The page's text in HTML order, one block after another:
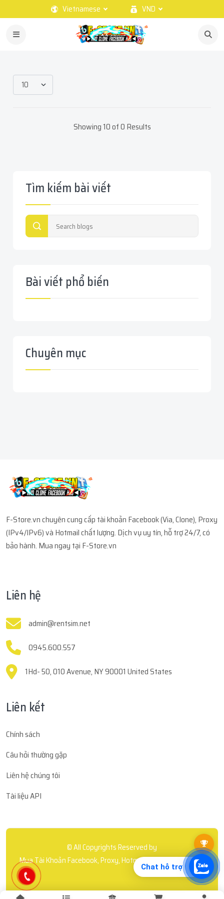
Vietnamese VND
Showing 10 of 0 Results
Tìm kiếm bài viết
Bài viết phổ biến
Chuyên mục
Chat hỗ trợ
F-Store.vn chuyên cung cấp tài khoản Facebook (Via, Clone), Proxy
(IPv4/IPv6) và Hotmail chất lượng. Dịch vụ uy tín, hỗ trợ 24/7, có
bảo hành. Mua ngay tại F-Store.vn
Liên hệ
admin@rentsim.net
0945.600.557
1Hd- 50, 010 Avenue, NY 90001 United States
Liên kết
Chính sách
Câu hỏi thường gặp
Liên hệ chúng tôi
Tài liệu API
© All Copyrights Reserved by
Mua Tài Khoản Facebook, Proxy, Hotmail Uy Tín | F-Store.vn